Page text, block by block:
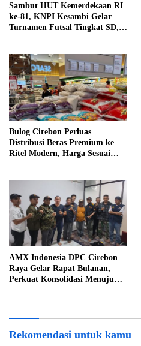
Sambut HUT Kemerdekaan RI
ke-81, KNPI Kesambi Gelar
Turnamen Futsal Tingkat SD,
Bulog Cirebon Perluas
Distribusi Beras Premium ke
Ritel Modern, Harga Sesuai
AMX Indonesia DPC Cirebon
Raya Gelar Rapat Bulanan,
Perkuat Konsolidasi Menuju
Rekomendasi untuk kamu